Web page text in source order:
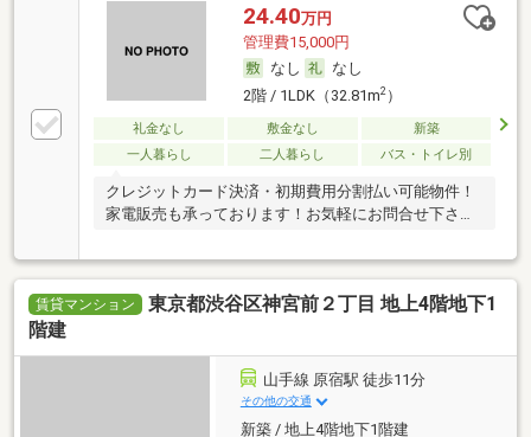
24.40万円
管理費15,000円
なし
なし
2階 / 1LDK（32.81m2）
礼金なし 敷金なし
新築
一人暮らし
二人暮らし バス・トイレ別
クレジットカード決済・初期費用分割払い可能物件！
家電販売も承っております！お気軽にお問合せ下さ
賃貸マンション
東京都渋谷区神宮前２丁目 地上4階地下1
階建
山手線 原宿駅 徒歩11分
その他の交通
新築 / 地上4階地下1階建